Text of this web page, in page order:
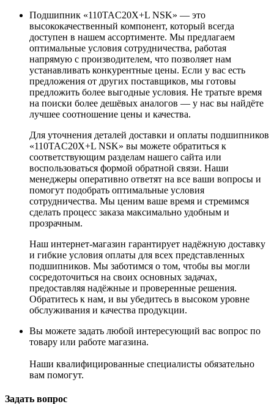
Подшипник «110TAC20X+L NSK» — это
высококачественный компонент, который всегда
доступен в нашем ассортименте. Мы предлагаем
оптимальные условия сотрудничества, работая
напрямую с производителем, что позволяет нам
устанавливать конкурентные цены. Если у вас есть
предложения от других поставщиков, мы готовы
предложить более выгодные условия. Не тратьте время
на поиски более дешёвых аналогов — у нас вы найдёте
лучшее соотношение цены и качества.
Для уточнения деталей доставки и оплаты подшипников
«110TAC20X+L NSK» вы можете обратиться к
соответствующим разделам нашего сайта или
воспользоваться формой обратной связи. Наши
менеджеры оперативно ответят на все ваши вопросы и
помогут подобрать оптимальные условия
сотрудничества. Мы ценим ваше время и стремимся
сделать процесс заказа максимально удобным и
прозрачным.
Наш интернет-магазин гарантирует надёжную доставку
и гибкие условия оплаты для всех представленных
подшипников. Мы заботимся о том, чтобы вы могли
сосредоточиться на своих основных задачах,
предоставляя надёжные и проверенные решения.
Обратитесь к нам, и вы убедитесь в высоком уровне
обслуживания и качества продукции.
Вы можете задать любой интересующий вас вопрос по
товару или работе магазина.
Наши квалифицированные специалисты обязательно
вам помогут.
Задать вопрос